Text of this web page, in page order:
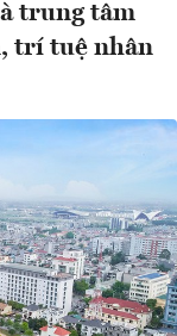
trung tâm
trí tuệ nhân